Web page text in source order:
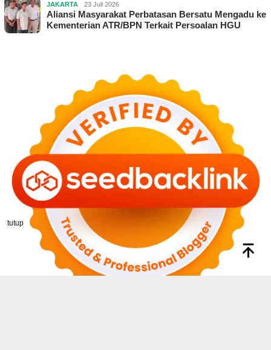
JAKARTA 23 Juli 2026
Aliansi Masyarakat Perbatasan Bersatu Mengadu ke
Kementerian ATR/BPN Terkait Persoalan HGU
tutup